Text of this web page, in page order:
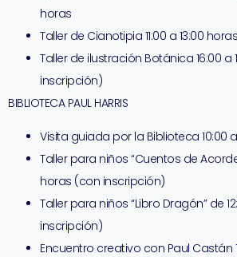
horas
Taller de Cianotipia 11:00 a 13:00
Taller de ilustración Botánica 16:00 a
inscripción)
BIBLIOTECA PAUL HARRIS
Visita guiada por la Biblioteca 10:00
Taller para niños “Cuentos de
horas (con inscripción)
Taller para niños “Libro Dragón” de
inscripción)
Encuentro creativo con Paul Castán